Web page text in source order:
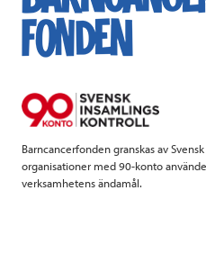
b
k
t
Barncancerfonden granskas av
organisationer med 90-konto
verksamhetens ändamål.